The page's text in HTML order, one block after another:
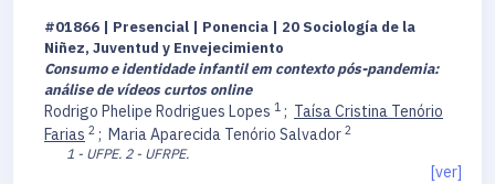
#01866 | Presencial | Ponencia | 20 Sociología de la
Niñez, Juventud y Envejecimiento
Consumo e identidade infantil em contexto pós-pandemia:
análise de vídeos curtos online
Rodrigo Phelipe Rodrigues Lopes 1 ; Taísa Cristina Tenório
Farias 2 ; Maria Aparecida Tenório Salvador 2
1 - UFPE. 2 - UFRPE.
[ver]